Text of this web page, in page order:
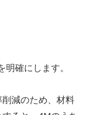
明確にします。
減のため、材料